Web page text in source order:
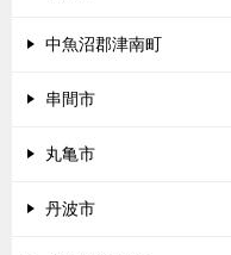
中魚沼郡津南町
串間市
丸亀市
丹波市